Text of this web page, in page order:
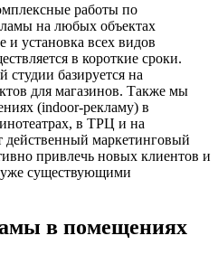
работы по
на любых объектах
и установка всех видов
в короткие сроки.
студии базируется на
для магазинов. Также мы
(indoor-рекламу) в
в ТРЦ и на
маркетинговый
привлечь новых клиентов и
уже существующими
в помещениях